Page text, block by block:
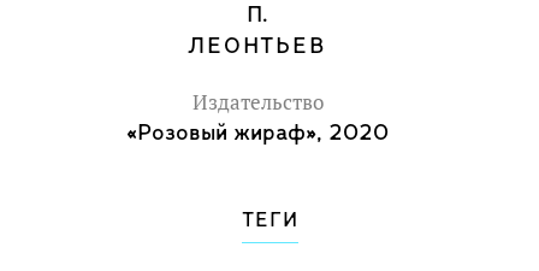
П.
ЛЕОНТЬЕВ
Издательство
«Розовый жираф», 2020
ТЕГИ